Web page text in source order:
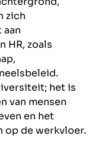
zich
HR, zoals
het is
van mensen
en het
op de werkvloer.